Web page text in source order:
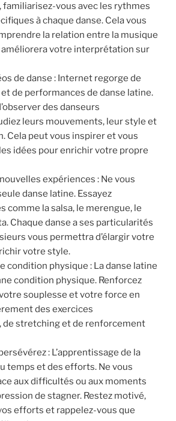
vous avec les rythmes
à chaque danse. Cela vous
la relation entre la musique
améliorera votre interprétation sur
de danse : Internet regorge de
de performances de danse latine.
des danseurs
leurs mouvements, leur style et
Cela peut vous inspirer et vous
idées pour enrichir votre propre
expériences : Ne vous
danse latine. Essayez
comme la salsa, le merengue, le
Chaque danse a ses particularités
vous permettra d’élargir votre
votre style.
condition physique : La danse latine
condition physique. Renforcez
souplesse et votre force en
des exercices
de stretching et de renforcement
: L’apprentissage de la
temps et des efforts. Ne vous
aux difficultés ou aux moments
de stagner. Restez motivé,
efforts et rappelez-vous que